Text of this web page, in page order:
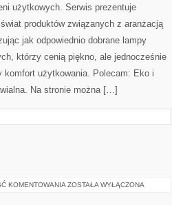
użytkowych. Serwis prezentuje
produktów związanych z aranżacją
jak odpowiednio dobrane lampy
którzy cenią piękno, ale jednocześnie
komfort użytkowania. Polecam: Eko i
Na stronie można […]
KOMENTOWANIA SZYBKIE
ZOSTAŁA WYŁĄCZONA